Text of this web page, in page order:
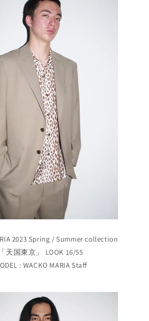
2023 Spring / Summer collection
「天国東京」 LOOK 16/55
: WACKO MARIA Staff